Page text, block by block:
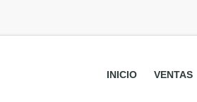
INICIO VENTAS